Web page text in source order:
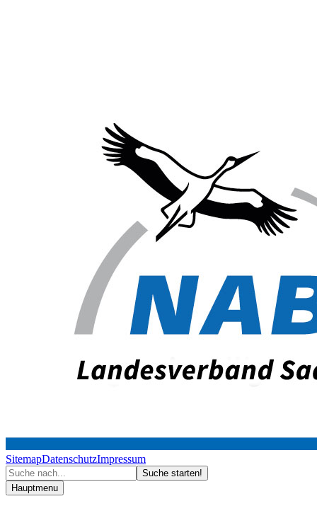
SitemapDatenschutzImpressum
Hauptmenu